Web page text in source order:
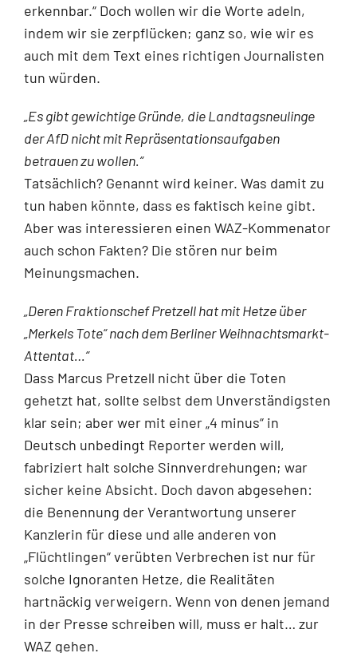
erkennbar.“ Doch wollen wir die Worte adeln,
indem wir sie zerpflücken; ganz so, wie wir es
auch mit dem Text eines richtigen Journalisten
tun würden.
„Es gibt gewichtige Gründe, die Landtagsneulinge
der AfD nicht mit Repräsentationsaufgaben
betrauen zu wollen.“
Tatsächlich? Genannt wird keiner. Was damit zu
tun haben könnte, dass es faktisch keine gibt.
Aber was interessieren einen WAZ-Kommenator
auch schon Fakten? Die stören nur beim
Meinungsmachen.
„Deren Fraktionschef Pretzell hat mit Hetze über
„Merkels Tote“ nach dem Berliner Weihnachtsmarkt-
Attentat…“
Dass Marcus Pretzell nicht über die Toten
gehetzt hat, sollte selbst dem Unverständigsten
klar sein; aber wer mit einer „4 minus“ in
Deutsch unbedingt Reporter werden will,
fabriziert halt solche Sinnverdrehungen; war
sicher keine Absicht. Doch davon abgesehen:
die Benennung der Verantwortung unserer
Kanzlerin für diese und alle anderen von
„Flüchtlingen“ verübten Verbrechen ist nur für
solche Ignoranten Hetze, die Realitäten
hartnäckig verweigern. Wenn von denen jemand
in der Presse schreiben will, muss er halt… zur
WAZ gehen.